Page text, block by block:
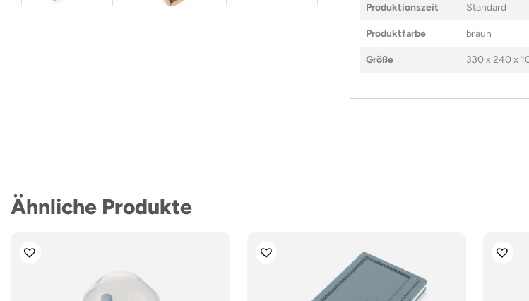
Produktionszeit Standard
Produktfarbe braun
Größe 330 x 240 x
Ähnliche Produkte